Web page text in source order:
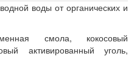
воды от органических и
смола, кокосовый
активированный уголь,